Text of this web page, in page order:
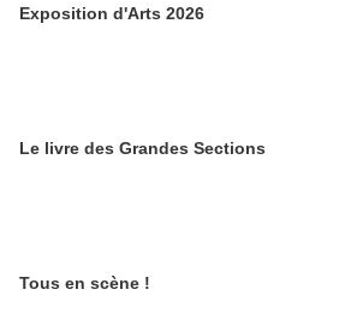
Exposition d'Arts 2026
Le livre des Grandes Sections
Tous en scène !